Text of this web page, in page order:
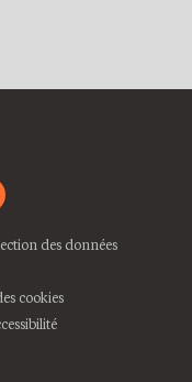
des données
cookies